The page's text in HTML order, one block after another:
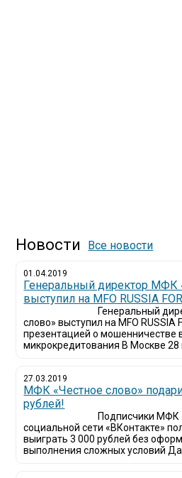
Новости Все новости
01.04.2019
Генеральный директор МФК
выступил на MFO RUSSIA
Генеральный
слово» выступил на MFO RUSSIA
презентацией о мошенничестве
микрокредитования В Москве 28
27.03.2019
МФК «Честное слово»
рублей!
Подписчики МФК
социальной сети «ВКонтакте»
выиграть 3 000 рублей без
выполнения сложных условий